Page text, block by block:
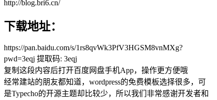
http://blog.bri6.cn/
下载地址：
https://pan.baidu.com/s/1rs8qvWk3PfV3HGSM8vnMXg?
pwd=3eqj 提取码: 3eqj
复制这段内容后打开百度网盘手机App，操作更方便哦
经常建站的朋友都知道，wordpress的免费模板选择很多，可
是Typecho的开源主题却比较少，所以我们非常感谢开发者和